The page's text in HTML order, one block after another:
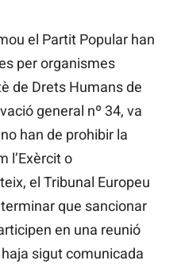
el Partit Popular han
per organismes
de Drets Humans de
general nº 34, va
han de prohibir la
l’Exèrcit o
el Tribunal Europeu
que sancionar
en una reunió
sigut comunicada